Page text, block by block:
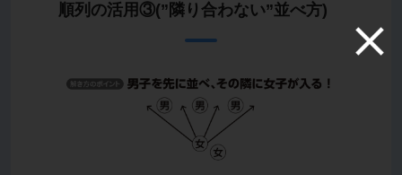
順列の活用③(”隣り合わない”並べ方)